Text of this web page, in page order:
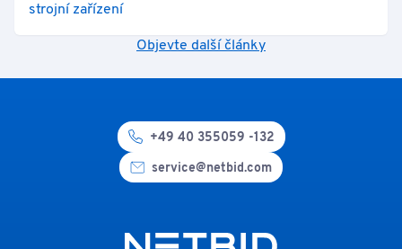
strojní zařízení
Objevte další články
+49 40 355059 -132
service@netbid.com